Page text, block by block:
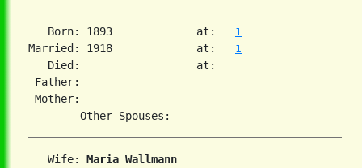
   Born: 1893             at:
1
Married: 1918             at: 1
   Died:                  at:
Father:
Mother:
   Wife:
Maria Wallmann